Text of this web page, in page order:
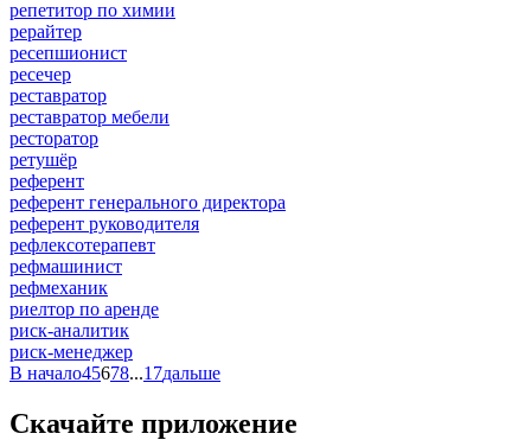
репетитор по химии
рерайтер
ресепшионист
ресечер
реставратор
реставратор мебели
ресторатор
ретушёр
референт
референт генерального директора
референт руководителя
рефлексотерапевт
рефмашинист
рефмеханик
риелтор по аренде
риск-аналитик
риск-менеджер
В начало45678...17дальше
Скачайте приложение